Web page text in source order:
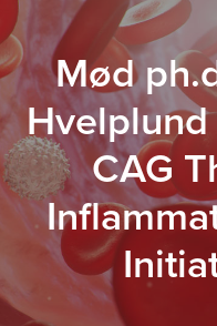
Mød
CAG